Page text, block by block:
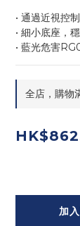
• 通過近視控
• 細小底座，
• 藍光危害
全店，購物
加